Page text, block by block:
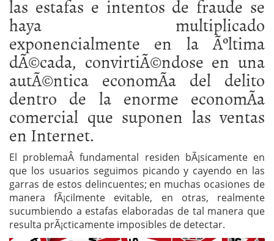
las estafas e intentos de fraude se
haya multiplicado
exponencialmente en la Ãºltima
dÃ©cada, convirtiÃ©ndose en una
autÃ©ntica economÃ­a del delito
dentro de la enorme economÃ­a
comercial que suponen las ventas
en Internet.
El problemaÂ fundamental residen bÃ¡sicamente en
que los usuarios seguimos picando y cayendo en las
garras de estos delincuentes; en muchas ocasiones de
manera fÃ¡cilmente evitable, en otras, realmente
sucumbiendo a estafas elaboradas de tal manera que
resulta prÃ¡cticamente imposibles de detectar.